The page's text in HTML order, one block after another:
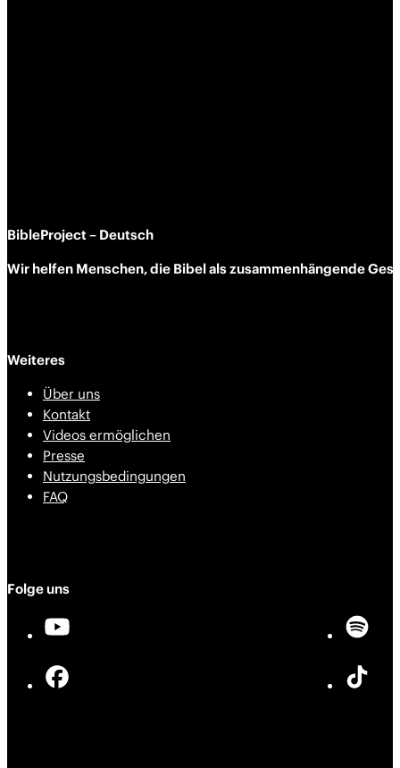
BibleProject – Deutsch
Wir helfen Menschen, die Bibel als zusammen­hängende
Weiteres
Über uns
Kontakt
Videos ermöglichen
Presse
Nutzungsbedingungen
FAQ
Folge uns